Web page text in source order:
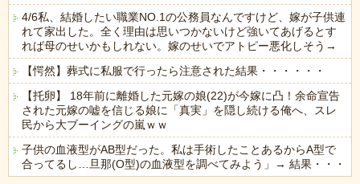
4/6私、結婚したい職業NO.1の公務員なんですけど、嫁が子供連
れて家出した。全く理由は思いつかないけど強いてあげるとす
れば母のせいかもしれない。嫁のせいでアトピー悪化しそう→
【愕然】葬式に私服で行ったら注意された結果・・・・・・
【托卵】 18年前に離婚した元嫁の娘(22)が今嫁に凸！余命宣告
された元嫁の嘘を信じる娘に「真実」を隠し続ける俺へ、スレ
民から大ブーイングの嵐ｗｗ
子供の血液型がAB型だった。私は手術したことあるからA型で
合ってるし…旦那(O型)の血液型を調べてみよう」→ 結果・・・